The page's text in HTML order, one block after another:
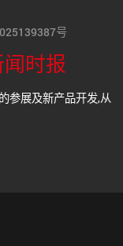
号
时报
参展及新产品开发,从